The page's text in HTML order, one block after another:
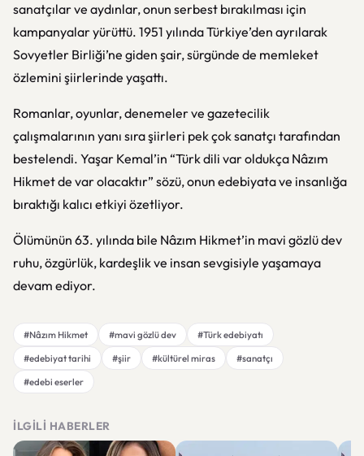
sanatçılar ve aydınlar, onun serbest bırakılması için
kampanyalar yürüttü. 1951 yılında Türkiye’den ayrılarak
Sovyetler Birliği’ne giden şair, sürgünde de memleket
özlemini şiirlerinde yaşattı.
Romanlar, oyunlar, denemeler ve gazetecilik
çalışmalarının yanı sıra şiirleri pek çok sanatçı tarafından
bestelendi. Yaşar Kemal’in “Türk dili var oldukça Nâzım
Hikmet de var olacaktır” sözü, onun edebiyata ve insanlığa
bıraktığı kalıcı etkiyi özetliyor.
Ölümünün 63. yılında bile Nâzım Hikmet’in mavi gözlü dev
ruhu, özgürlük, kardeşlik ve insan sevgisiyle yaşamaya
devam ediyor.
#Nâzım Hikmet #mavi gözlü dev
#Türk edebiyatı
#edebiyat tarihi
#şiir #kültürel miras
#sanatçı
#edebi eserler
İLGILI HABERLER